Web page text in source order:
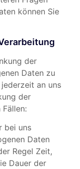
können Sie
der
Daten zu
an uns
der
bei uns
Daten
Regel Zeit,
Dauer der